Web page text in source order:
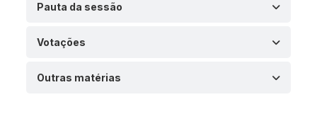
Pauta da sessão
Votações
Outras matérias